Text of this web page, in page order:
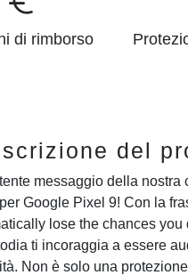
di rimborso
del
messaggio della nostra
Google Pixel 9! Con la
lose the chances you
ti incoraggia a essere
Non è solo una